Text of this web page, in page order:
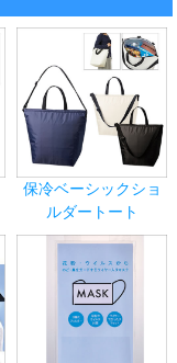
保冷ベーシックショ
ルダートート